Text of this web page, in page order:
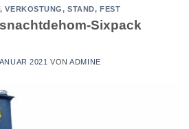
VERKOSTUNG, STAND, FEST
Sixpack
2021 VONADMINE